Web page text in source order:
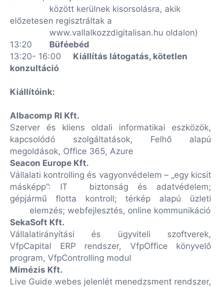
között kerülnek kisorsolásra, akik
előzetesen regisztráltak a
www.vallalkozzdigitalisan.hu oldalon)
13:20
Büféebéd
13:20- 16:00
Kiállítás látogatás, kötetlen
konzultáció
Kiállítóink:
Albacomp RI Kft.
Szerver és kliens oldali informatikai eszközök,
kapcsolódó szolgáltatások, Felhő alapú
megoldások, Office 365, Azure
Seacon Europe Kft.
Vállalati kontrolling és vagyonvédelem – „egy kicsit
másképp”: IT
biztonság és adatvédelem;
gépjármű flotta kontroll; térkép alapú üzleti
elemzés; webfejlesztés, online kommunikáció
SekaSoft Kft.
Vállalatirányítási és ügyviteli szoftverek,
VfpCapital ERP rendszer, VfpOffice könyvelő
program, VfpControlling modul
Mimézis Kft.
Live Guide webes jelenlét menedzsment rendszer,